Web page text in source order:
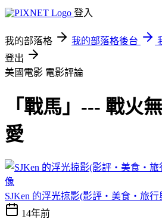
登入
我的部落格 我的部落格後台
登出
美國電影 電影評論
「戰馬」--- 戰火
愛
SJKen 的浮光掠影(影評‧美食‧旅行
14年前